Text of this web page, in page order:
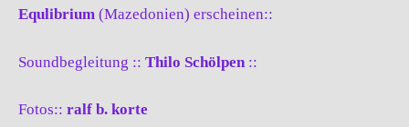
Equlibrium (Mazedonien) erscheinen::
Soundbegleitung :: Thilo Schölpen ::
Fotos:: ralf b. korte